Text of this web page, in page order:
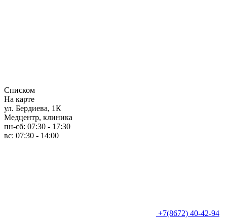
Списком
На карте
ул. Бердиева, 1К
Медцентр, клиника
пн-сб: 07:30 - 17:30
вс: 07:30 - 14:00
+7(8672) 40-42-94